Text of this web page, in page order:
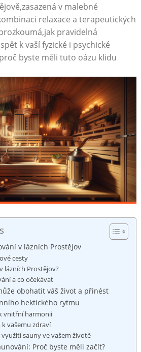
v malebné
relaxace a terapeutických
pravidelná
k vaší fyzické i psychické
byste měli tuto oázu klidu
v lázních Prostějov
cesty
lázních Prostějov?
a co očekávat
obohatit váš život a přinést
hektického rytmu
vnitřní harmonii
k vašemu zdraví
sauny ve vašem životě
Proč byste měli začít?